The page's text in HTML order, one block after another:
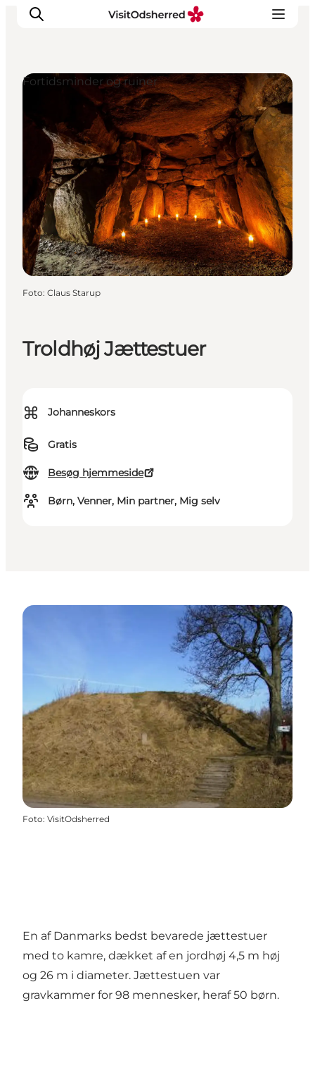
DET SKER
OPLEV
SPIS
OVERNAT
PRAKTISK
NYHEDSBREV
Troldhøj Jættestuer
⌘ Johanneskors
Gratis
Besøg hjemmeside
Børn, Venner, Min partner, Mig selv
Fortidsminder og ruiner
Foto: Claus Starup
Foto: VisitOdsherred
En af Danmarks bedst bevarede jættestuer
med to kamre, dækket af en jordhøj 4,5 m høj
og 26 m i diameter. Jættestuen var
gravkammer for 98 mennesker, heraf 50 børn.